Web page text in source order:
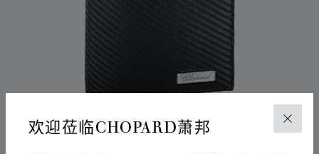
关闭
欢迎莅临CHOPARD萧邦